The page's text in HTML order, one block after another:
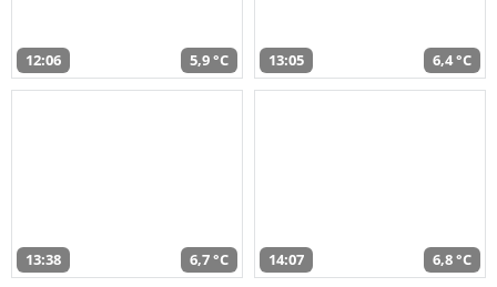
12:06 5,9 °C 13:05 6,4 °C
13:38 6,7 °C 14:07 6,8 °C